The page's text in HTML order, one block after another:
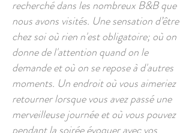
recherché dans les nombreux B&B que
nous avons visités. Une sensation d’être
chez soi où rien n'est obligatoire; où on
donne de l'attention quand on le
demande et où on se repose à d'autres
moments. Un endroit où vous aimeriez
retourner lorsque vous avez passé une
merveilleuse journée et où vous pouvez